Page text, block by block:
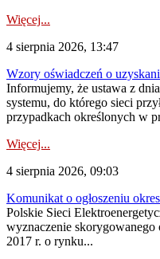
Więcej...
4 sierpnia 2026, 13:47
Wzory oświadczeń o
Informujemy, że ustawa z
systemu, do którego sieci
przypadkach określonych w
Więcej...
4 sierpnia 2026, 09:03
Komunikat o ogłoszeniu
Polskie Sieci
wyznaczenie
2017 r. o rynku...